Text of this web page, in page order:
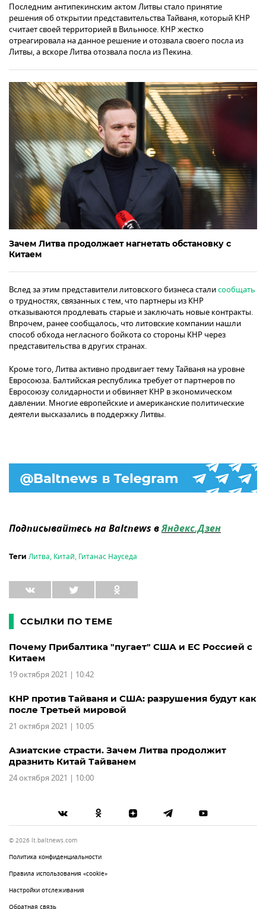
Последним антипекинским актом Литвы стало принятие
решения об открытии представительства Тайваня, который КНР
считает своей территорией в Вильнюсе. КНР жестко
отреагировала на данное решение и отозвала своего посла из
Литвы, а вскоре Литва отозвала посла из Пекина.
Зачем Литва продолжает нагнетать обстановку с
Китаем
Вслед за этим представители литовского бизнеса сталисообщать
о трудностях, связанных с тем, что партнеры из КНР
отказываются продлевать старые и заключать новые контракты.
Впрочем, ранее сообщалось, что литовские компании нашли
способ обхода негласного бойкота со стороны КНР через
представительства в других странах.
Кроме того, Литва активно продвигает тему Тайваня на уровне
Евросоюза. Балтийская республика требует от партнеров по
Евросоюзу солидарности и обвиняет КНР в экономическом
давлении. Многие европейские и американские политические
деятели высказались в поддержку Литвы.
Подписывайтесь на Baltnews вЯндекс.Дзен
Теги Литва, Китай, Гитанас Науседа
ССЫЛКИ ПО ТЕМЕ
Почему Прибалтика "пугает" США и ЕС Россией с
Китаем
19 октября 2021 | 10:42
КНР против Тайваня и США: разрушения будут как
после Третьей мировой
21 октября 2021 | 10:05
Азиатские страсти. Зачем Литва продолжит
дразнить Китай Тайванем
24 октября 2021 | 10:00
© 2026 lt.baltnews.com
Политика конфиденциальности
Правила использования «cookie»
Настройки отслеживания
Обратная связь